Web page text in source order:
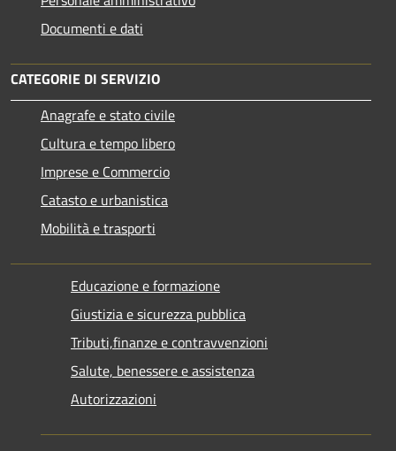
Documenti e dati
CATEGORIE DI SERVIZIO
Anagrafe e stato civile
Cultura e tempo libero
Imprese e Commercio
Catasto e urbanistica
Mobilità e trasporti
Educazione e formazione
Giustizia e sicurezza pubblica
Tributi,finanze e contravvenzioni
Salute, benessere e assistenza
Autorizzazioni